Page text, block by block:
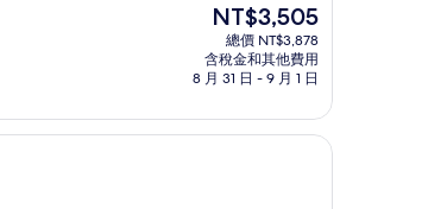
現
在
價
格
NT$3,505
NT$3,505
總價 NT$3,878
含稅金和其他費用
8 月 31 日 - 9 月 1 日